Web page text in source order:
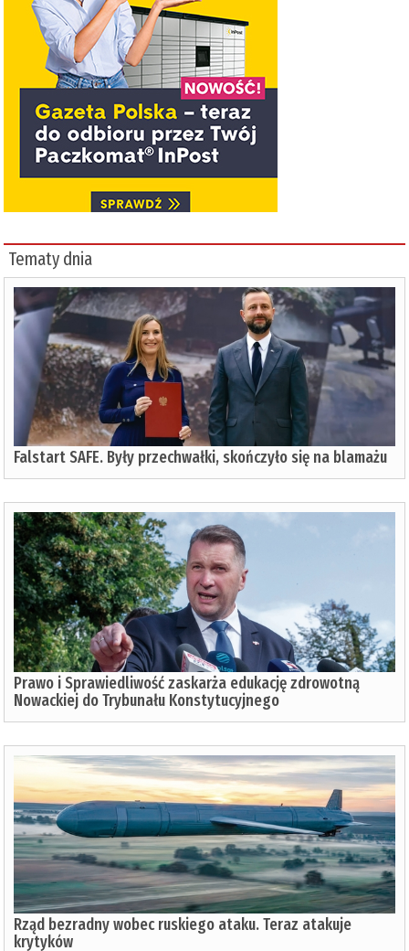
Tematy dnia
Falstart SAFE. Były przechwałki, skończyło się na blamażu
Prawo i Sprawiedliwość zaskarża edukację zdrowotną
Nowackiej do Trybunału Konstytucyjnego
Rząd bezradny wobec ruskiego ataku. Teraz atakuje
krytyków